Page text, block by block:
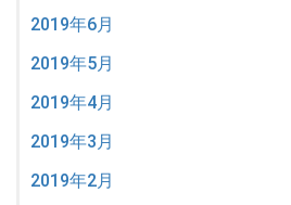
2019年6月
2019年5月
2019年4月
2019年3月
2019年2月